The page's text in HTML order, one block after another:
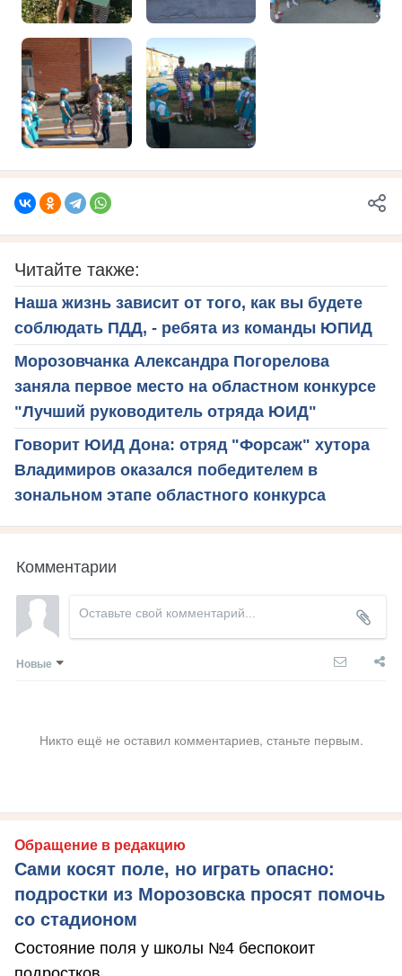
Читайте также:
Наша жизнь зависит от того, как вы будете
соблюдать ПДД, - ребята из команды ЮПИД
Морозовчанка Александра Погорелова
заняла первое место на областном конкурсе
"Лучший руководитель отряда ЮИД"
Говорит ЮИД Дона: отряд "Форсаж" хутора
Владимиров оказался победителем в
зональном этапе областного конкурса
Комментарии
Новые
Никто ещё не оставил комментариев, станьте первым.
Обращение в редакцию
Сами косят поле, но играть опасно:
подростки из Морозовска просят помочь
со стадионом
Состояние поля у школы №4 беспокоит